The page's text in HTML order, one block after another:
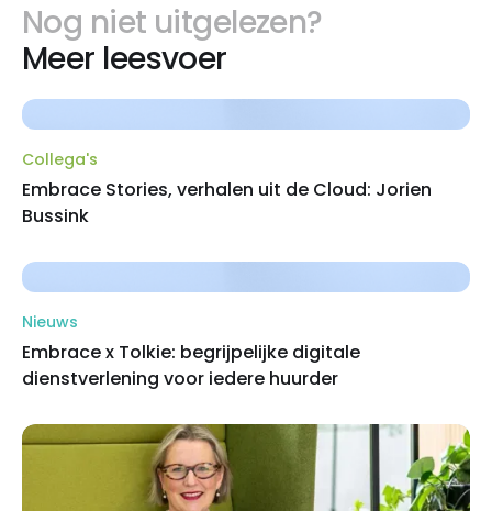
Nog niet uitgelezen?
Meer leesvoer
Collega's
Embrace Stories, verhalen uit de Cloud: Jorien
Bussink
Nieuws
Embrace x Tolkie: begrijpelijke digitale
dienstverlening voor iedere huurder